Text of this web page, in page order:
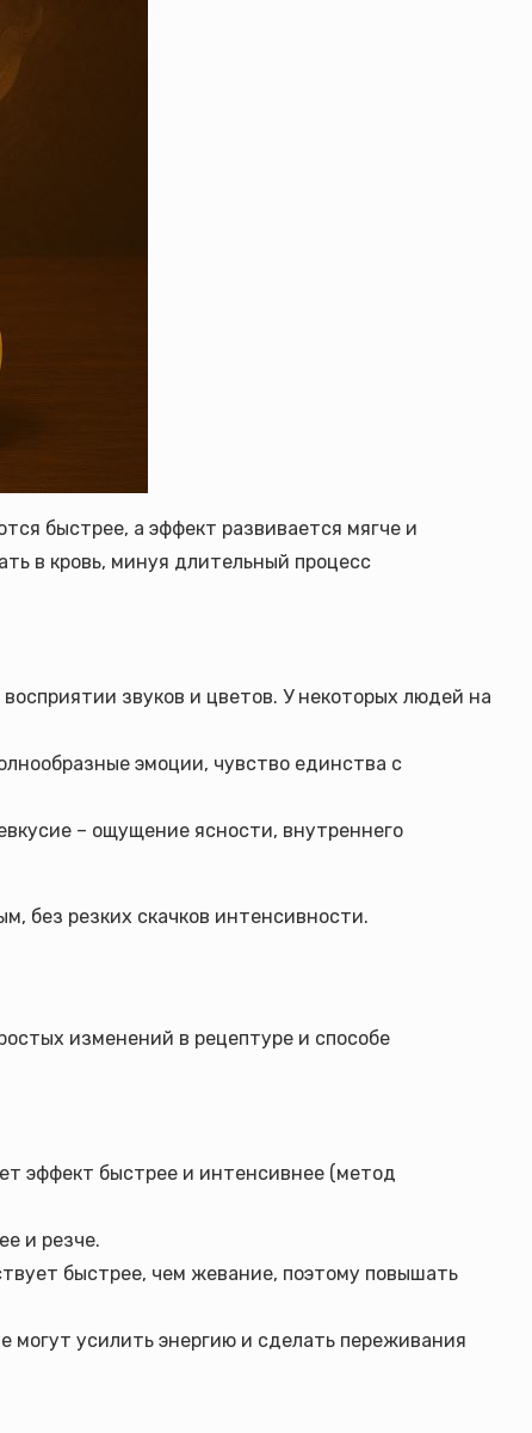
быстрее, а эффект развивается мягче и
в кровь, минуя длительный процесс
звуков и цветов. У некоторых людей на
эмоции, чувство единства с
– ощущение ясности, внутреннего
без резких скачков интенсивности.
изменений в рецептуре и способе
эффект быстрее и интенсивнее (метод
и резче.
быстрее, чем жевание, поэтому повышать
могут усилить энергию и сделать переживания